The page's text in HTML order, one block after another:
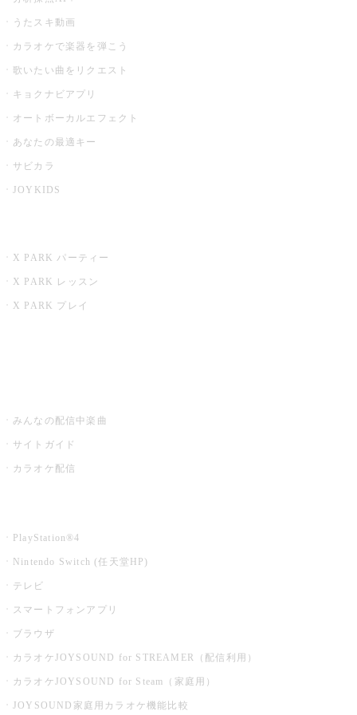
うたスキ動画
カラオケで楽器を弾こう
歌いたい曲をリクエスト
キョクナビアプリ
オートボーカルエフェクト
あなたの最適キー
サビカラ
JOYKIDS
X PARK パーティー
X PARK レッスン
X PARK プレイ
みんなの配信中楽曲
サイトガイド
カラオケ配信
PlayStation®4
Nintendo Switch (任天堂HP)
テレビ
スマートフォンアプリ
ブラウザ
カラオケJOYSOUND for STREAMER（配信利用）
カラオケJOYSOUND for Steam（家庭用）
JOYSOUND家庭用カラオケ機能比較